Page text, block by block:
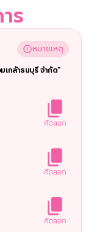
ร
หมายเหตุ
กล้าธนบุรี จำกัด”